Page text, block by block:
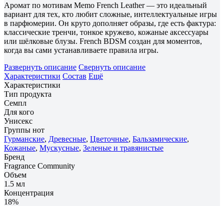
Аромат по мотивам Memo French Leather — это идеальный
вариант для тех, кто любит сложные, интеллектуальные игры
в парфюмерии. Он круто дополняет образы, где есть фактура:
классические тренчи, тонкое кружево, кожаные аксессуары
или шёлковые блузы. French BDSM создан для моментов,
когда вы сами устанавливаете правила игры.
Развернуть описание Свернуть описание
Характеристики Состав Ещё
Характеристики
Тип продукта
Семпл
Для кого
Унисекс
Группы нот
Гурманские, Древесные, Цветочные, Бальзамические,
Кожаные, Мускусные, Зеленые и травянистые
Бренд
Fragrance Community
Объем
1.5 мл
Концентрация
18%